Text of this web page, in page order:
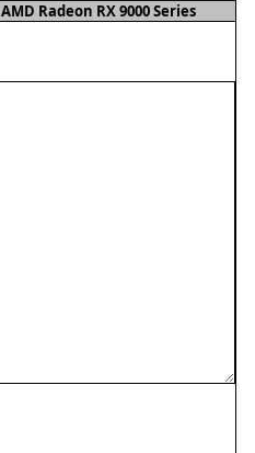
Radeon RX 9000 Series